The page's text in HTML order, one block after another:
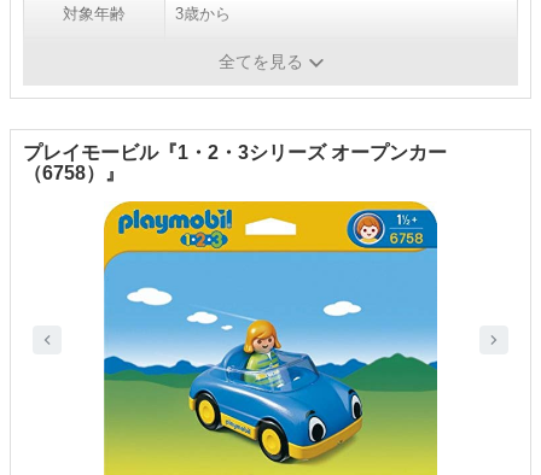
対象年齢 3歳から
全てを見る
プレイモービル『1・2・3シリーズ オープンカー
（6758）』